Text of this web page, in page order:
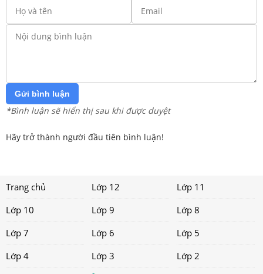
Gửi bình luận
*Bình luận sẽ hiển thị sau khi được duyệt
Hãy trở thành người đầu tiên bình luận!
Trang chủ Lớp 12
Lớp 11
Lớp 10
Lớp 9
Lớp 8
Lớp 7
Lớp 6
Lớp 5
Lớp 4
Lớp 3
Lớp 2